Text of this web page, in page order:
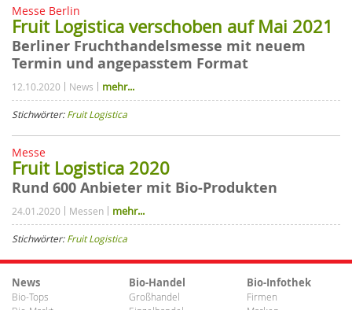
Messe Berlin
Fruit Logistica verschoben auf Mai 2021
Berliner Fruchthandelsmesse mit neuem
Termin und angepasstem Format
12.10.2020 News mehr...
Stichwörter:Fruit Logistica
Messe
Fruit Logistica 2020
Rund 600 Anbieter mit Bio-Produkten
24.01.2020 Messen mehr...
Stichwörter:Fruit Logistica
News
Bio-Tops
Bio-Handel
Großhandel
Bio-Infothek
Firmen